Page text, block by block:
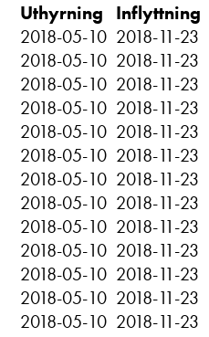
Uthyrning Inflyttning
2018-05-10 2018-11-23
2018-05-10 2018-11-23
2018-05-10 2018-11-23
2018-05-10 2018-11-23
2018-05-10 2018-11-23
2018-05-10 2018-11-23
2018-05-10 2018-11-23
2018-05-10 2018-11-23
2018-05-10 2018-11-23
2018-05-10 2018-11-23
2018-05-10 2018-11-23
2018-05-10 2018-11-23
2018-05-10 2018-11-23